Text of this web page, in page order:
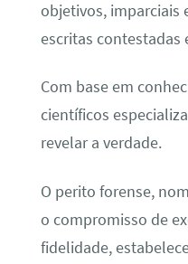
objetivos, imparciais
escritas contestadas
Com base em
científicos
revelar a verdade.
O perito forense,
o compromisso de
fidelidade,